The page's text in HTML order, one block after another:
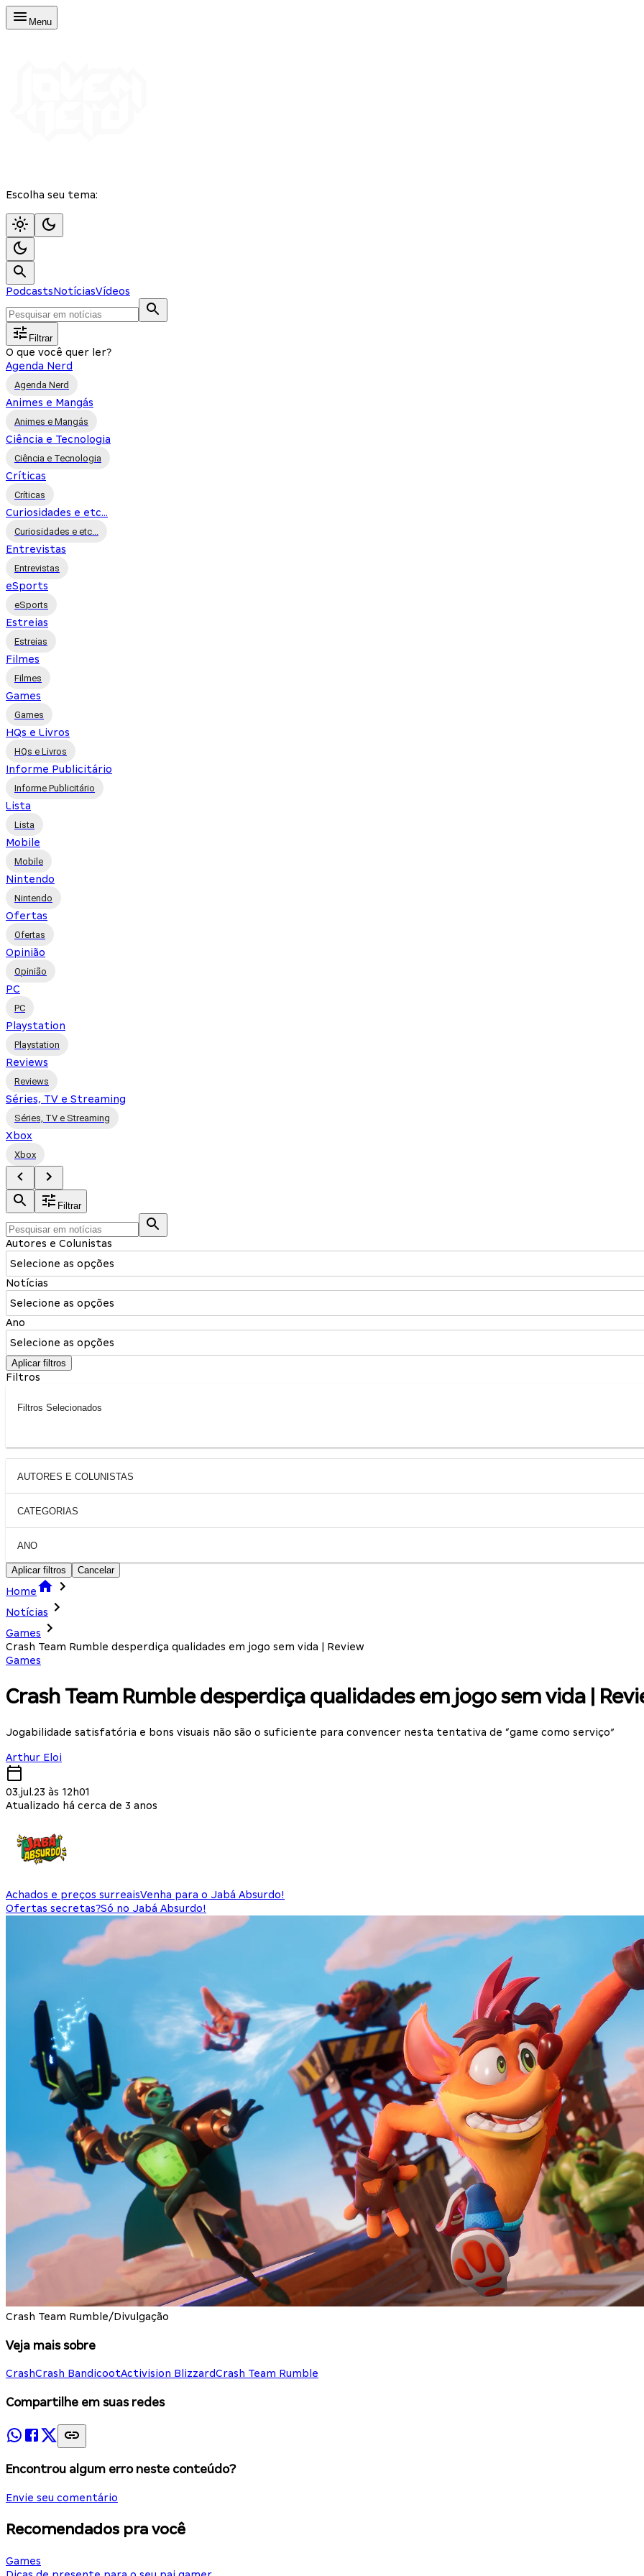
Menu
Escolha seu tema:
PodcastsNotíciasVídeos
Filtrar
O que você quer ler?
Agenda Nerd
Agenda Nerd
Animes e Mangás
Animes e Mangás
Ciência e Tecnologia
Ciência e Tecnologia
Críticas
Críticas
Curiosidades e etc...
Curiosidades e etc...
Entrevistas
Entrevistas
eSports
eSports
Estreias
Estreias
Filmes
Filmes
Games
Games
HQs e Livros
HQs e Livros
Informe Publicitário
Informe Publicitário
Lista
Lista
Mobile
Mobile
Nintendo
Nintendo
Ofertas
Ofertas
Opinião
Opinião
PC
PC
Playstation
Playstation
Reviews
Reviews
Séries, TV e Streaming
Séries, TV e Streaming
Xbox
Xbox
Filtrar
Autores e Colunistas
Selecione as opções
Notícias
Selecione as opções
Ano
Selecione as opções
Aplicar filtros
Filtros
Filtros Selecionados
AUTORES E COLUNISTAS
CATEGORIAS
ANO
Aplicar filtros Cancelar
Home
Notícias
Games
Crash Team Rumble desperdiça qualidades em jogo sem vida | Review
Games
Crash Team Rumble desperdiça qualidades em jogo sem vida |
Jogabilidade satisfatória e bons visuais não são o suficiente para convencer nesta tentativa de “game como serviço”
Arthur Eloi
03.jul.23 às 12h01
Atualizado há cerca de 3 anos
Achados e preços surreaisVenha para o Jabá Absurdo!
Ofertas secretas?Só no Jabá Absurdo!
Crash Team Rumble/Divulgação
Veja mais sobre
CrashCrash BandicootActivision BlizzardCrash Team Rumble
Compartilhe em suas redes
Encontrou algum erro neste conteúdo?
Envie seu comentário
Recomendados pra você
Games